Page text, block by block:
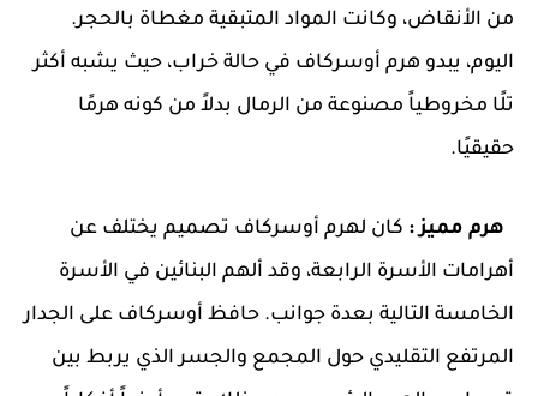
من الأنقاض، وكانت المواد المتبقية مغطاة بالحجر.
اليوم، يبدو هرم أوسركاف في حالة خراب، حيث يشبه أكثر
تلًا مخروطياً مصنوعة من الرمال بدلاً من كونه هرمًا
حقيقيًا.
هرم مميز : كان لهرم أوسركاف تصميم يختلف عن
أهرامات الأسرة الرابعة، وقد ألهم البنائين في الأسرة
الخامسة التالية بعدة جوانب. حافظ أوسركاف على الجدار
المرتفع التقليدي حول المجمع والجسر الذي يربط بين